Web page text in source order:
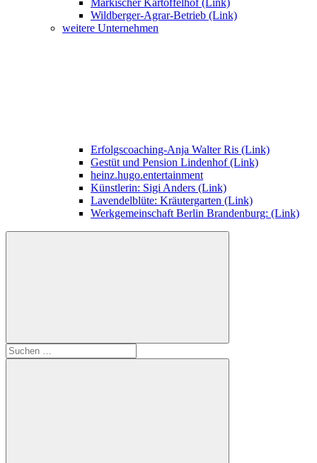
Märkischer Kartoffelhof (Link)
Wildberger-Agrar-Betrieb (Link)
weitere Unternehmen
Erfolgscoaching-Anja Walter Ris (Link)
Gestüt und Pension Lindenhof (Link)
heinz.hugo.entertainment
Künstlerin: Sigi Anders (Link)
Lavendelblüte: Kräutergarten (Link)
Werkgemeinschaft Berlin Brandenburg: (Link)
Suchen
nach: